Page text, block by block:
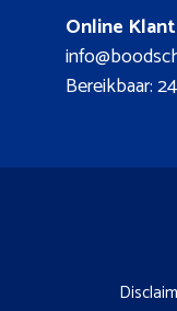
Online
Bereikbaar: